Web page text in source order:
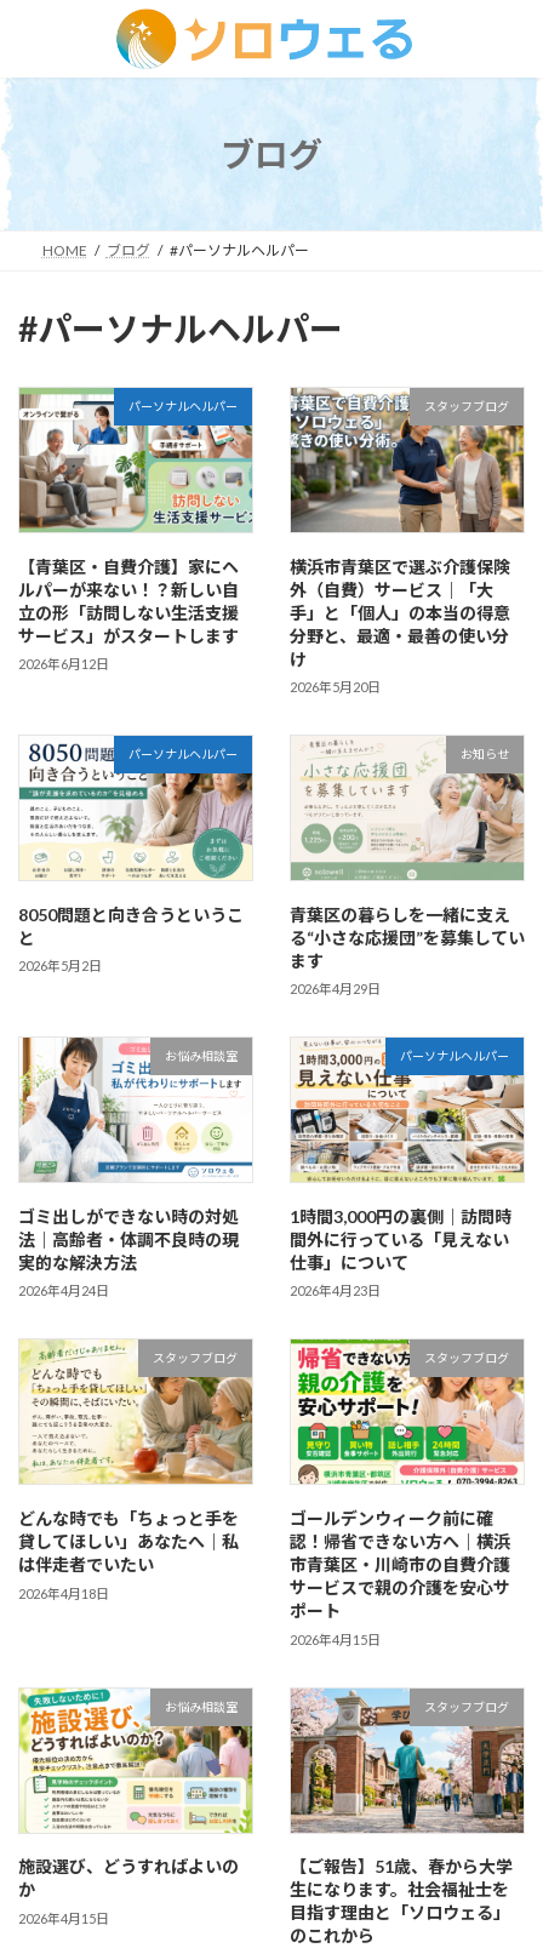
ン
ツ
へ
ス
ッ
ー
シ
ョ
ン
移
ブログ
HOME ブログ #パーソナルヘルパー
#パーソナルヘルパー
パーソナルヘルパー
【青葉区・自費介護】家にヘ
ルパーが来ない！？新しい自
立の形「訪問しない生活支援
サービス」がスタートします
2026年6月12日
スタッフブログ
横浜市青葉区で選ぶ介護保険
外（自費）サービス｜「大
手」と「個人」の本当の得意
分野と、最適・最善の使い分
け
2026年5月20日
パーソナルヘルパー
8050問題と向き合うというこ
と
2026年5月2日
お知らせ
青葉区の暮らしを一緒に支え
る“小さな応援団”を募集してい
ます
2026年4月29日
お悩み相談室
ゴミ出しができない時の対処
法｜高齢者・体調不良時の現
実的な解決方法
2026年4月24日
パーソナルヘルパー
1時間3,000円の裏側｜訪問時
間外に行っている「見えない
仕事」について
2026年4月23日
スタッフブログ
どんな時でも「ちょっと手を
貸してほしい」あなたへ｜私
は伴走者でいたい
2026年4月18日
スタッフブログ
ゴールデンウィーク前に確
認！帰省できない方へ｜横浜
市青葉区・川崎市の自費介護
サービスで親の介護を安心サ
ポート
2026年4月15日
お悩み相談室
施設選び、どうすればよいの
か
2026年4月15日
スタッフブログ
【ご報告】51歳、春から大学
生になります。社会福祉士を
目指す理由と「ソロウェる」
のこれから